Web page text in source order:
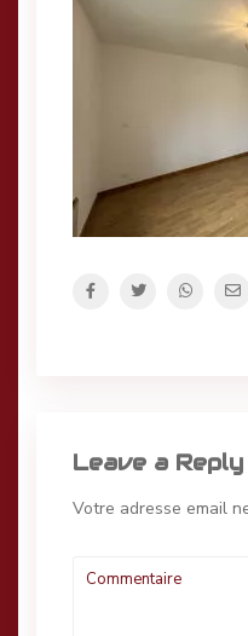
Leave a Reply
Votre adresse email